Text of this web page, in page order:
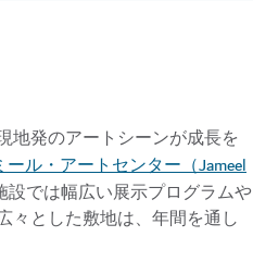
地発のアートシーンが成長を
ール・アートセンター（Jameel
では幅広い展示プログラムや
々とした敷地は、年間を通し